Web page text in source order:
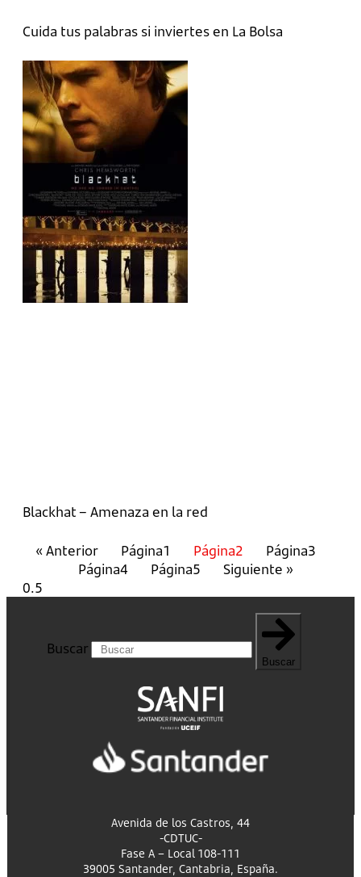
Cuida tus palabras si inviertes en La Bolsa
Blackhat – Amenaza en la red
« Anterior Página1 Página2 Página3
Página4 Página5 Siguiente »
Buscar
Buscar
Avenida de los Castros, 44
-CDTUC-
Fase A – Local 108-111
39005 Santander, Cantabria, España.